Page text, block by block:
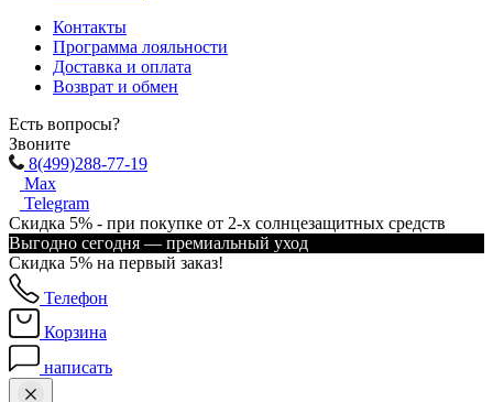
Контакты
Программа лояльности
Доставка и оплата
Возврат и обмен
Есть вопросы?
Звоните
8(499)288-77-19
Max
Telegram
Скидка 5% - при покупке от 2-х солнцезащитных средств
Выгодно сегодня — премиальный уход
Скидка 5% на первый заказ!
Телефон
Корзина
написать